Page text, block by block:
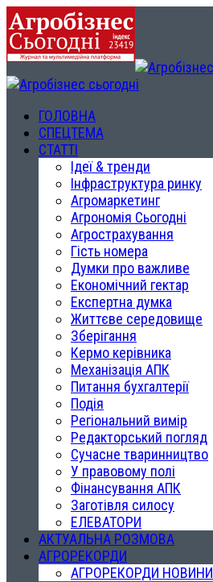
ГОЛОВНА
СПЕЦТЕМА
СТАТТІ
Ідеї & тренди
Інфраструктура ринку
Агромаркетинг
Агрономія Сьогодні
Агрострахування
Гість номера
Думки про важливе
Економічний гектар
Експертна думка
Життєве середовище
Зберігання
Кермо керівника
Механізація АПК
Питання бухгалтерії
Подія
Регіональний вимір
Редакторський погляд
Сучасне тваринництво
У правовому полі
Фінансування АПК
Заготівля силосу
ЕЛЕВАТОРИ
АКТУАЛЬНА РОЗМОВА
АГРОРЕКОРДИ
АГРОРЕКОРДИ НОВИНИ